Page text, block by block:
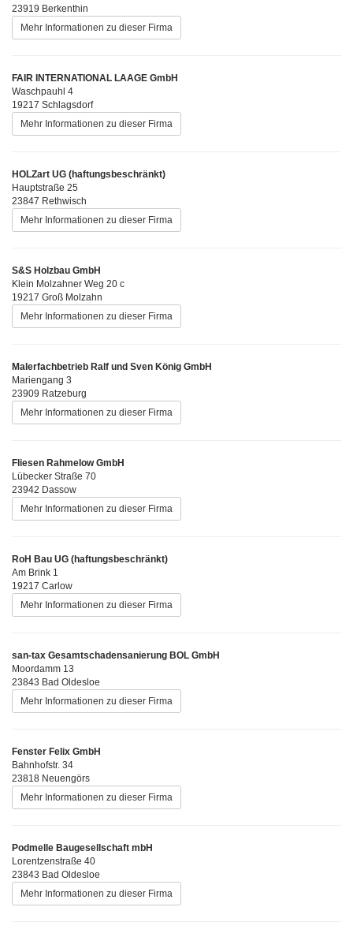
23919 Berkenthin
Mehr Informationen zu dieser Firma
FAIR INTERNATIONAL LAAGE GmbH
Waschpauhl 4
19217 Schlagsdorf
Mehr Informationen zu dieser Firma
HOLZart UG (haftungsbeschränkt)
Hauptstraße 25
23847 Rethwisch
Mehr Informationen zu dieser Firma
S&S Holzbau GmbH
Klein Molzahner Weg 20 c
19217 Groß Molzahn
Mehr Informationen zu dieser Firma
Malerfachbetrieb Ralf und Sven König GmbH
Mariengang 3
23909 Ratzeburg
Mehr Informationen zu dieser Firma
Fliesen Rahmelow GmbH
Lübecker Straße 70
23942 Dassow
Mehr Informationen zu dieser Firma
RoH Bau UG (haftungsbeschränkt)
Am Brink 1
19217 Carlow
Mehr Informationen zu dieser Firma
san-tax Gesamtschadensanierung BOL GmbH
Moordamm 13
23843 Bad Oldesloe
Mehr Informationen zu dieser Firma
Fenster Felix GmbH
Bahnhofstr. 34
23818 Neuengörs
Mehr Informationen zu dieser Firma
Podmelle Baugesellschaft mbH
Lorentzenstraße 40
23843 Bad Oldesloe
Mehr Informationen zu dieser Firma